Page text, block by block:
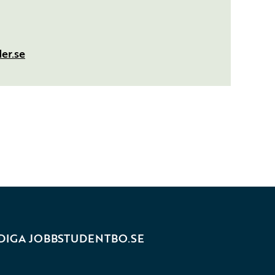
JOBBSTUDENTBO.SE